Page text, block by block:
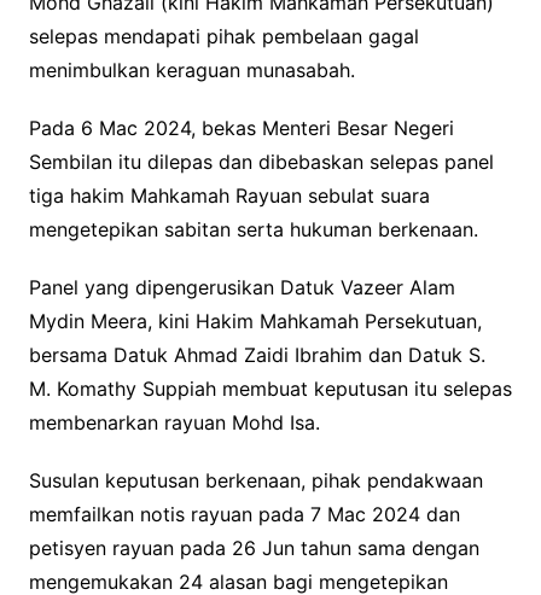
selepas mendapati pihak pembelaan gagal
menimbulkan keraguan munasabah.
Pada 6 Mac 2024, bekas Menteri Besar Negeri
Sembilan itu dilepas dan dibebaskan selepas panel
tiga hakim Mahkamah Rayuan sebulat suara
mengetepikan sabitan serta hukuman berkenaan.
Panel yang dipengerusikan Datuk Vazeer Alam
Mydin Meera, kini Hakim Mahkamah Persekutuan,
bersama Datuk Ahmad Zaidi Ibrahim dan Datuk S.
M. Komathy Suppiah membuat keputusan itu selepas
membenarkan rayuan Mohd Isa.
Susulan keputusan berkenaan, pihak pendakwaan
memfailkan notis rayuan pada 7 Mac 2024 dan
petisyen rayuan pada 26 Jun tahun sama dengan
mengemukakan 24 alasan bagi mengetepikan